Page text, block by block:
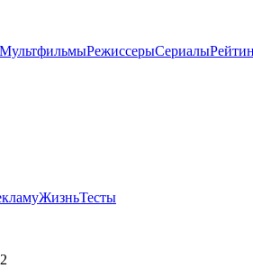
МультфильмыРежиссерыСериалы
ЖизньТесты